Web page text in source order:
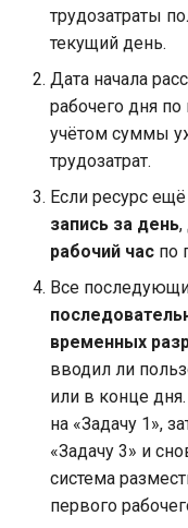
трудозатраты
текущий день.
Дата начала
рабочего дня
учётом суммы
трудозатрат.
Если ресурс
запись за день,
рабочий час по
Все
временных
вводил ли
или в конце
на «Задачу 1»,
«Задачу 3» и
система
первого